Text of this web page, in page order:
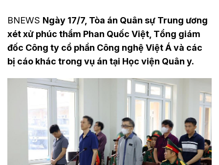
BNEWS Ngày 17/7, Tòa án Quân sự Trung ương
xét xử phúc thẩm Phan Quốc Việt, Tổng giám
đốc Công ty cổ phần Công nghệ Việt Á và các
bị cáo khác trong vụ án tại Học viện Quân y.